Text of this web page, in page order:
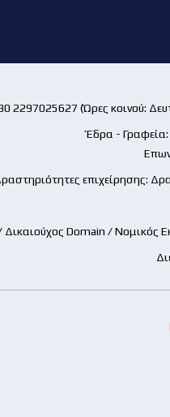
2297025627 (Ώρες κοινού:
Έδρα - Γραφεία:
επιχείρησης:
Δικαιούχος Domain / Νομικός